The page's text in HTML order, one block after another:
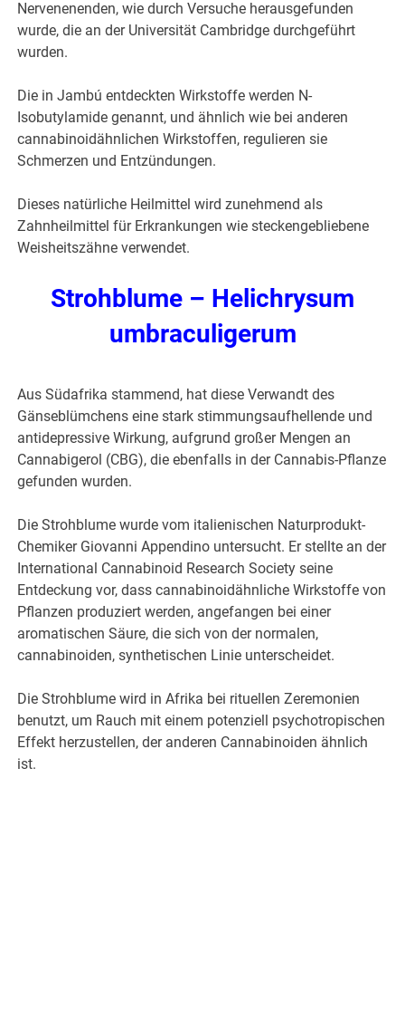
Nervenenenden, wie durch Versuche herausgefunden
wurde, die an der Universität Cambridge durchgeführt
wurden.
Die in Jambú entdeckten Wirkstoffe werden N-
Isobutylamide genannt, und ähnlich wie bei anderen
cannabinoidähnlichen Wirkstoffen, regulieren sie
Schmerzen und Entzündungen.
Dieses natürliche Heilmittel wird zunehmend als
Zahnheilmittel für Erkrankungen wie steckengebliebene
Weisheitszähne verwendet.
Strohblume – Helichrysum
umbraculigerum
Aus Südafrika stammend, hat diese Verwandt des
Gänseblümchens eine stark stimmungsaufhellende und
antidepressive Wirkung, aufgrund großer Mengen an
Cannabigerol (CBG), die ebenfalls in der Cannabis-Pflanze
gefunden wurden.
Die Strohblume wurde vom italienischen Naturprodukt-
Chemiker Giovanni Appendino untersucht. Er stellte an der
International Cannabinoid Research Society seine
Entdeckung vor, dass cannabinoidähnliche Wirkstoffe von
Pflanzen produziert werden, angefangen bei einer
aromatischen Säure, die sich von der normalen,
cannabinoiden, synthetischen Linie unterscheidet.
Die Strohblume wird in Afrika bei rituellen Zeremonien
benutzt, um Rauch mit einem potenziell psychotropischen
Effekt herzustellen, der anderen Cannabinoiden ähnlich
ist.